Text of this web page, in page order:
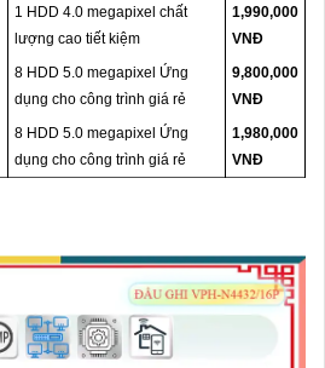
1 HDD 4.0 megapixel chất
lượng cao tiết kiệm
1,990,000
VNĐ
8 HDD 5.0 megapixel Ứng
dụng cho công trình giá rẻ
9,800,000
VNĐ
8 HDD 5.0 megapixel Ứng
dụng cho công trình giá rẻ
1,980,000
VNĐ